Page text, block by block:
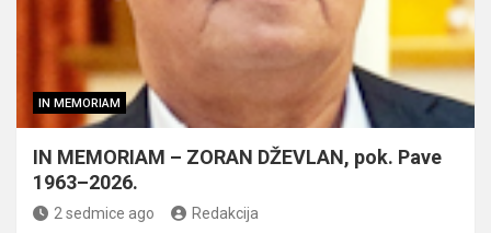
IN MEMORIAM
IN MEMORIAM – ZORAN DŽEVLAN, pok. Pave
1963–2026.
2 sedmice ago Redakcija